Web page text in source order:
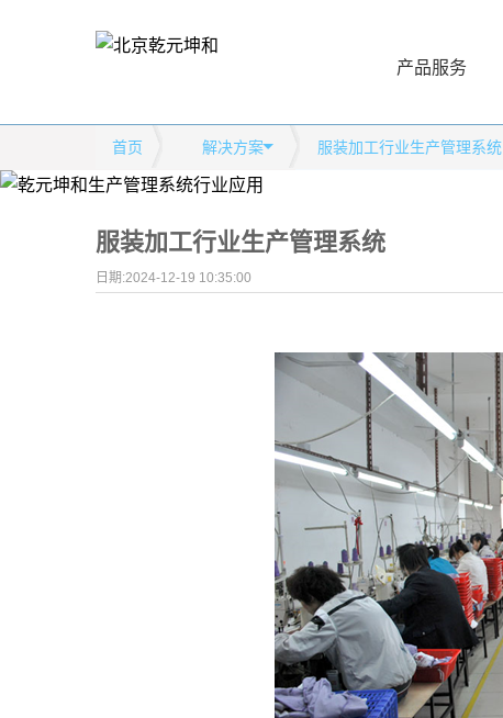
产品服务
首页 解决方案 服装加工行业生产管理系统
服装加工行业生产管理系统
日期:2024-12-19 10:35:00